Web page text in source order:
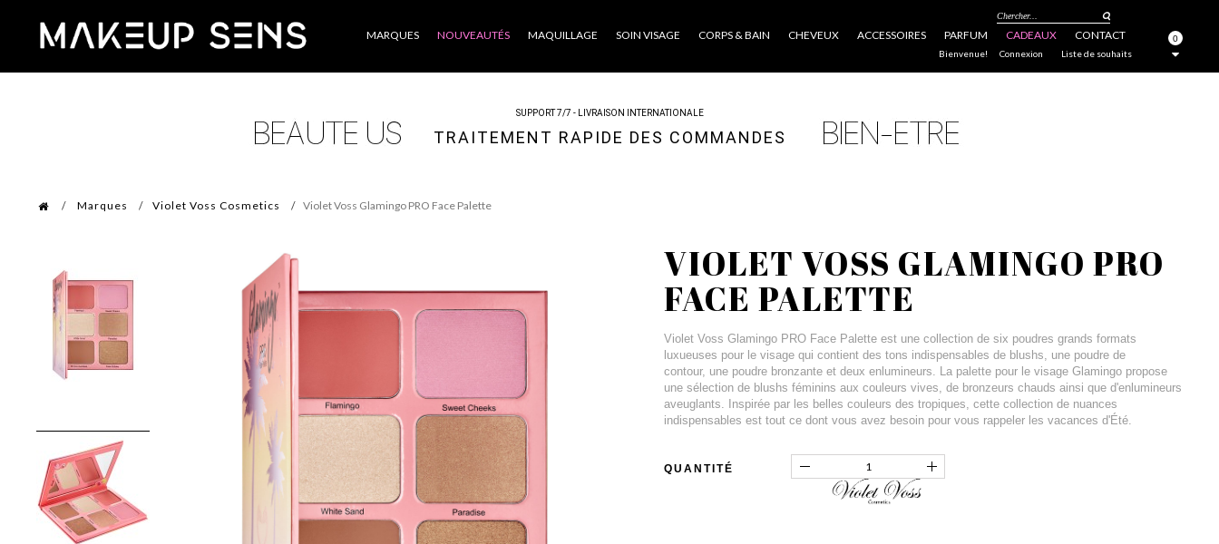
Catégories MARQUES NOUVEAUTÉS MAQUILLAGE SOIN VISAGE CORPS & BAIN CHEVEUX ACCESSOIRES PARFUM CADEAUX CONTACT
Chercher...
0
Liste de souhaits
Bienvenue! Connexion
SUPPORT 7/7 - LIVRAISON INTERNATIONALE
TRAITEMENT RAPIDE DES COMMANDES
Marques Violet Voss Cosmetics Violet Voss Glamingo PRO Face Palette
VIOLET VOSS GLAMINGO PRO
FACE PALETTE
Violet Voss Glamingo PRO Face Palette est une collection de six poudres grands formats
luxueuses pour le visage qui contient des tons indispensables de blushs, une poudre de
contour, une poudre bronzante et deux enlumineurs. La palette pour le visage Glamingo propose
une sélection de blushs féminins aux couleurs vives, de bronzeurs chauds ainsi que d'enlumineurs
aveuglants. Inspirée par les belles couleurs des tropiques, cette collection de nuances
indispensables est tout ce dont vous avez besoin pour vous rappeler les vacances d'Été.
QUANTITÉ